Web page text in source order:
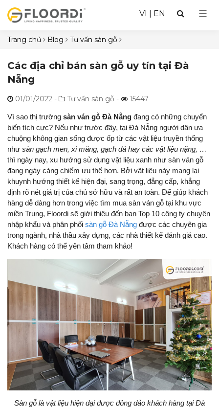
VI EN
Trang chủ Blog Tư vấn sàn gỗ
Các địa chỉ bán sàn gỗ uy tín tại Đà
Nẵng
01/01/2022 - Tư vấn sàn gỗ - 15447
Vì sao thị trường sàn ván gỗ Đà Nẵng đang có những chuyển
biến tích cực? Nếu như trước đây, tại Đà Nẵng người dân ưa
chuộng không gian sống được ốp từ các vật liệu truyền thống
như sàn gạch men, xi măng, gạch đá hay các vật liệu nặng, …
thì ngày nay, xu hướng sử dụng vật liệu xanh như sàn ván gỗ
đang ngày càng chiếm ưu thế hơn. Bởi vật liệu này mang lại
khuynh hướng thiết kế hiện đại, sang trọng, đẳng cấp, khẳng
định rõ nét giá trị của chủ sở hữu và rất an toàn. Để giúp khách
hàng dễ dàng hơn trong việc tìm mua sàn ván gỗ tại khu vực
miền Trung, Floordi sẽ giới thiệu đến bạn Top 10 công ty chuyên
nhập khẩu và phân phối sàn gỗ Đà Nẵng được các chuyên gia
trong ngành, nhà thầu xây dựng, các nhà thiết kế đánh giá cao.
Khách hàng có thể yên tâm tham khảo!
Sàn gỗ là vật liệu hiện đại được đông đảo khách hàng tại Đà